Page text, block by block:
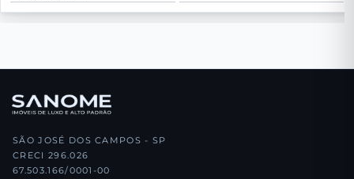
SÃO JOSÉ DOS CAMPOS - SP
CRECI 296.026
67.503.166/0001-00